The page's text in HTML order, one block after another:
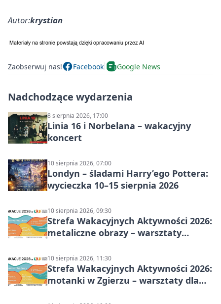
Autor:krystian
Zaobserwuj nas! Facebook Google News
Nadchodzące wydarzenia
8 sierpnia 2026, 17:00
Linia 16 i Norbelana – wakacyjny
koncert
10 sierpnia 2026, 07:00
Londyn – śladami Harry’ego Pottera:
wycieczka 10–15 sierpnia 2026
10 sierpnia 2026, 09:30
Strefa Wakacyjnych Aktywności 2026:
metaliczne obrazy – warsztaty
10 sierpnia 2026, 11:30
Strefa Wakacyjnych Aktywności 2026:
motanki w Zgierzu – warsztaty dla